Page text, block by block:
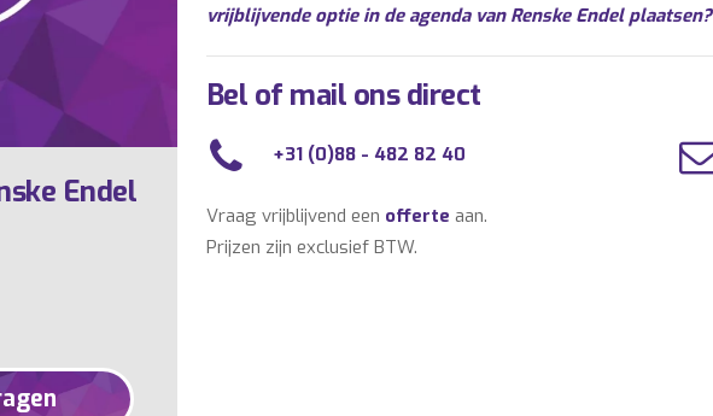
Endel
vrijblijvende optie in de agenda van Renske Endel plaatsen?
Bel of mail ons direct
+31 (0)88 - 482 82 40
Vraag vrijblijvend een offerte aan.
Prijzen zijn exclusief BTW.